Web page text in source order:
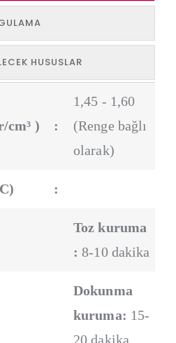
HUSUSLAR
cm³ ) :
1,45 - 1,60
(Renge bağlı
olarak)
:
Toz kuruma
:8-10 dakika
Dokunma
kuruma: 15-
20 dakika